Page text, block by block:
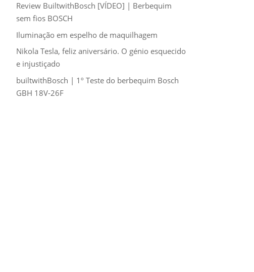
Review BuiltwithBosch [VÍDEO] | Berbequim
sem fios BOSCH
Iluminação em espelho de maquilhagem
Nikola Tesla, feliz aniversário. O génio esquecido
e injustiçado
builtwithBosch | 1º Teste do berbequim Bosch
GBH 18V-26F